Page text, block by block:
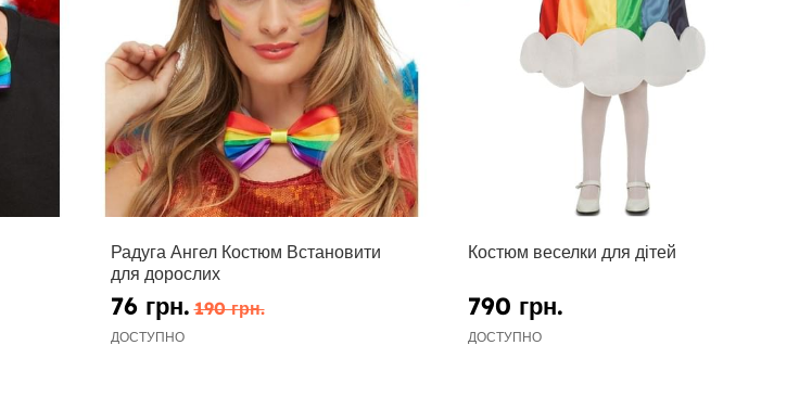
Радуга Ангел Костюм Встановити
для дорослих
76 грн. 190 грн.
ДОСТУПНО
Костюм веселки для дітей
790 грн.
ДОСТУПНО